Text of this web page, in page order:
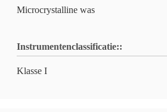
Microcrystalline was
Instrumentenclassificatie::
Klasse I